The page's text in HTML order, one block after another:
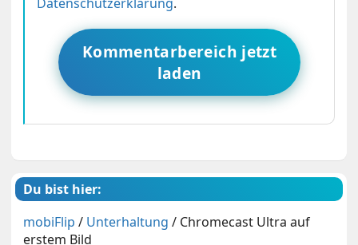
Kommentarbereich jetzt
laden
Du bist hier:
mobiFlip / Unterhaltung / Chromecast Ultra auf
erstem Bild